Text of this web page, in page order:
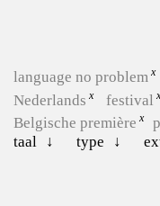
language no problem
Nederlands
festival
Belgische première
taal
type